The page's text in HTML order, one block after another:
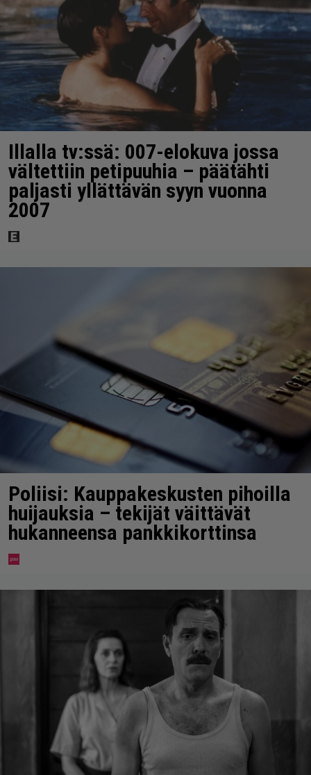
Illalla tv:ssä: 007-elokuva jossa
vältettiin petipuuhia – päätähti
paljasti yllättävän syyn vuonna
2007
Poliisi: Kauppakeskusten pihoilla
huijauksia – tekijät väittävät
hukanneensa pankkikorttinsa